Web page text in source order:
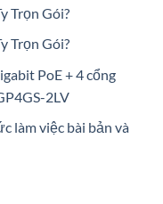
Trọn Gói?
Trọn Gói?
PoE + 4 cổng
2LV
làm việc bài bản và